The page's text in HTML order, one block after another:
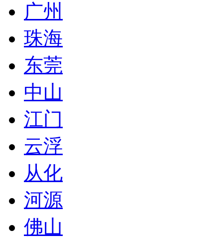
广州
珠海
东莞
中山
江门
云浮
从化
河源
佛山